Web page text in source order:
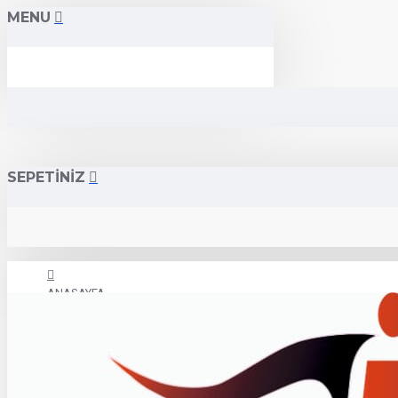
MENU
SEPETİNİZ
ANASAYFA